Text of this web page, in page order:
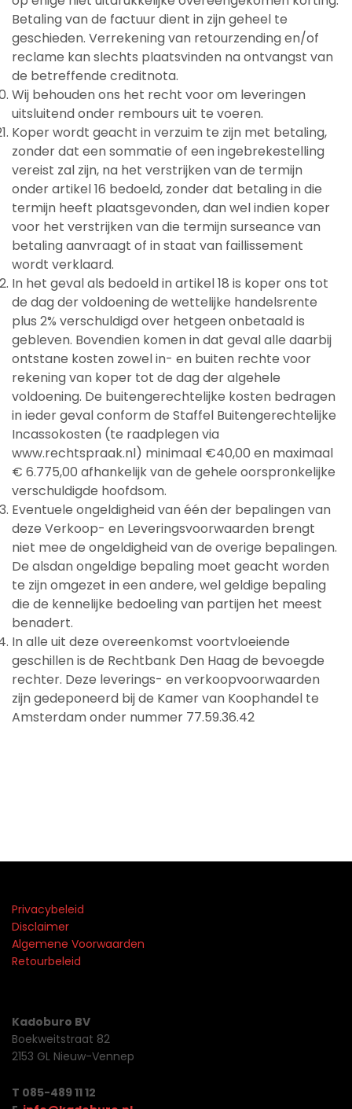
Betaling van de factuur dient in zijn geheel te
geschieden. Verrekening van retourzending en/of
reclame kan slechts plaatsvinden na ontvangst van
de betreffende creditnota.
Wij behouden ons het recht voor om leveringen
uitsluitend onder rembours uit te voeren.
Koper wordt geacht in verzuim te zijn met betaling,
zonder dat een sommatie of een ingebrekestelling
vereist zal zijn, na het verstrijken van de termijn
onder artikel 16 bedoeld, zonder dat betaling in die
termijn heeft plaatsgevonden, dan wel indien koper
voor het verstrijken van die termijn surseance van
betaling aanvraagt of in staat van faillissement
wordt verklaard.
In het geval als bedoeld in artikel 18 is koper ons tot
de dag der voldoening de wettelijke handelsrente
plus 2% verschuldigd over hetgeen onbetaald is
gebleven. Bovendien komen in dat geval alle daarbij
ontstane kosten zowel in- en buiten rechte voor
rekening van koper tot de dag der algehele
voldoening. De buitengerechtelijke kosten bedragen
in ieder geval conform de Staffel Buitengerechtelijke
Incassokosten (te raadplegen via
www.rechtspraak.nl) minimaal €40,00 en maximaal
€ 6.775,00 afhankelijk van de gehele oorspronkelijke
verschuldigde hoofdsom.
Eventuele ongeldigheid van één der bepalingen van
deze Verkoop- en Leveringsvoorwaarden brengt
niet mee de ongeldigheid van de overige bepalingen.
De alsdan ongeldige bepaling moet geacht worden
te zijn omgezet in een andere, wel geldige bepaling
die de kennelijke bedoeling van partijen het meest
benadert.
In alle uit deze overeenkomst voortvloeiende
geschillen is de Rechtbank Den Haag de bevoegde
rechter. Deze leverings- en verkoopvoorwaarden
zijn gedeponeerd bij de Kamer van Koophandel te
Amsterdam onder nummer 77.59.36.42
Privacybeleid
Disclaimer
Algemene Voorwaarden
Retourbeleid
Kadoburo BV
Boekweitstraat 82
2153 GL Nieuw-Vennep
T 085-489 11 12